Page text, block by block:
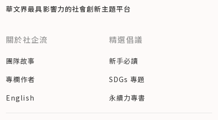
華文界最具影響力的社會創新主題平台
關於社企流
團隊故事
專欄作者
English
精選倡議
新手必讀
SDGs 專題
永續力專書